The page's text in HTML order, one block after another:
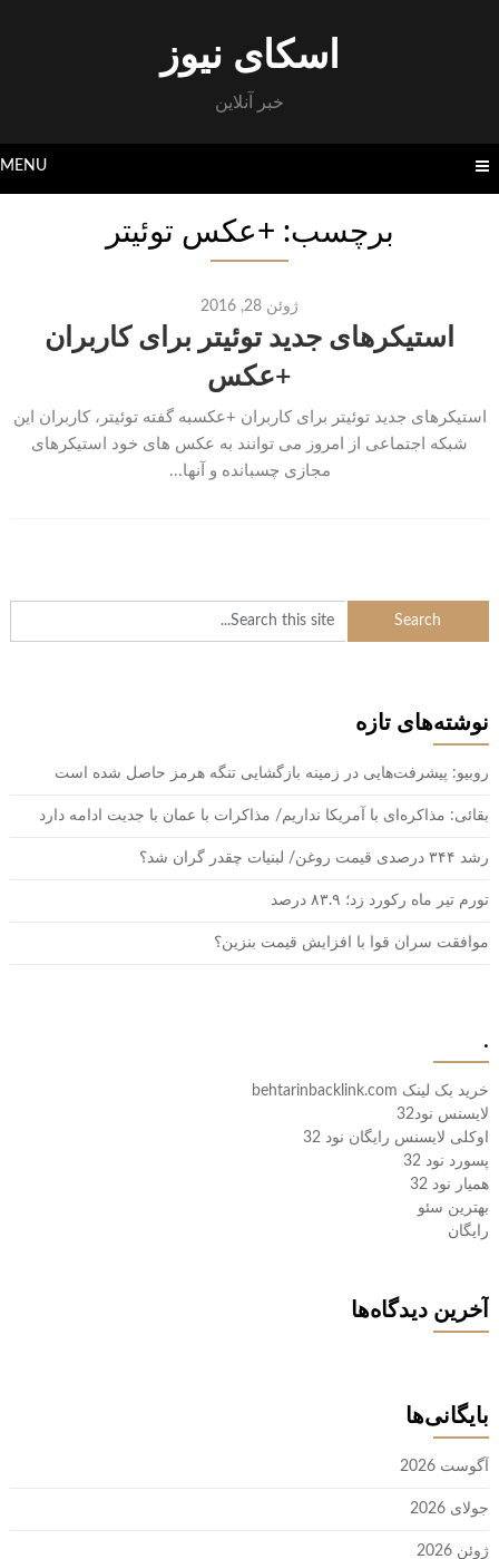
اسکای نیوز
خبر آنلاین
MENU
برچسب: +عکس توئیتر
ژوئن 28, 2016
استیکرهای جدید توئیتر برای کاربران
+عکس
استیکرهای جدید توئیتر برای کاربران +عکسبه گفته توئیتر، کاربران این
شبکه اجتماعی از امروز می توانند به عکس های خود استیکرهای
مجازی چسبانده و آنها...
نوشته‌های تازه
روبیو: پیشرفت‌هایی در زمینه بازگشایی تنگه هرمز حاصل شده است
بقائی: مذاکره‌ای با آمریکا نداریم/ مذاکرات با عمان با جدیت ادامه دارد
رشد ۳۴۴ درصدی قیمت روغن/ لبنیات چقدر گران شد؟
تورم تیر ماه رکورد زد؛ ۸۳.۹ درصد
موافقت سران قوا با افزایش قیمت بنزین؟
.
خرید بک لینک behtarinbacklink.com
لایسنس نود32
اوکلی لایسنس رایگان نود 32
پسورد نود 32
همیار نود 32
بهترین سئو
رایگان
آخرین دیدگاه‌ها
بایگانی‌ها
آگوست 2026
جولای 2026
ژوئن 2026